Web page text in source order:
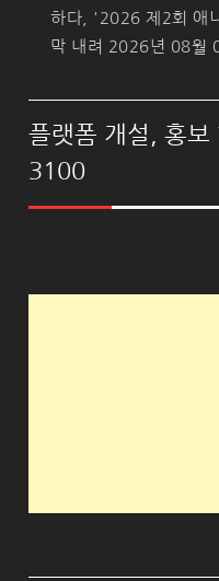
하다, '2026 제2회 애
막 내려 2026년 08월
플랫폼 개설, 홍
3100